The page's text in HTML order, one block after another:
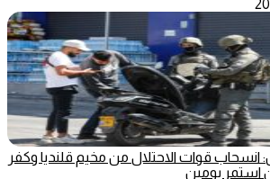
قوات الاحتلال من مخيم قلنديا وكفر
استمر يومين